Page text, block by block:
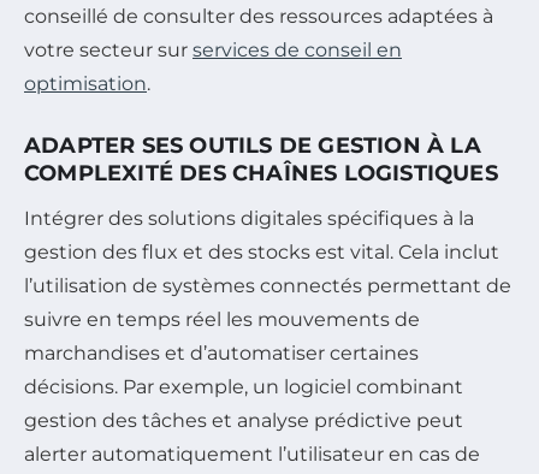
conseillé de consulter des ressources adaptées à
votre secteur sur services de conseil en
optimisation.
ADAPTER SES OUTILS DE GESTION À LA
COMPLEXITÉ DES CHAÎNES LOGISTIQUES
Intégrer des solutions digitales spécifiques à la
gestion des flux et des stocks est vital. Cela inclut
l’utilisation de systèmes connectés permettant de
suivre en temps réel les mouvements de
marchandises et d’automatiser certaines
décisions. Par exemple, un logiciel combinant
gestion des tâches et analyse prédictive peut
alerter automatiquement l’utilisateur en cas de